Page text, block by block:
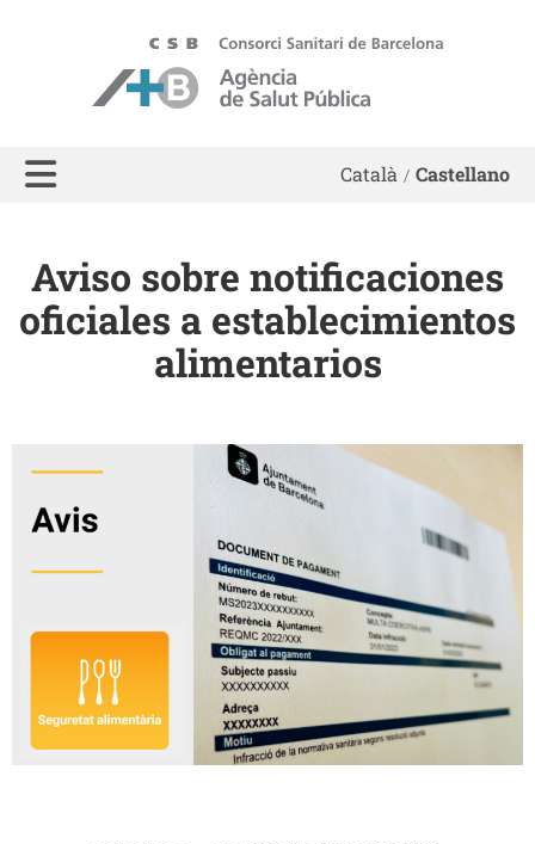
Català Castellano
Aviso sobre notificaciones
oficiales a establecimientos
alimentarios